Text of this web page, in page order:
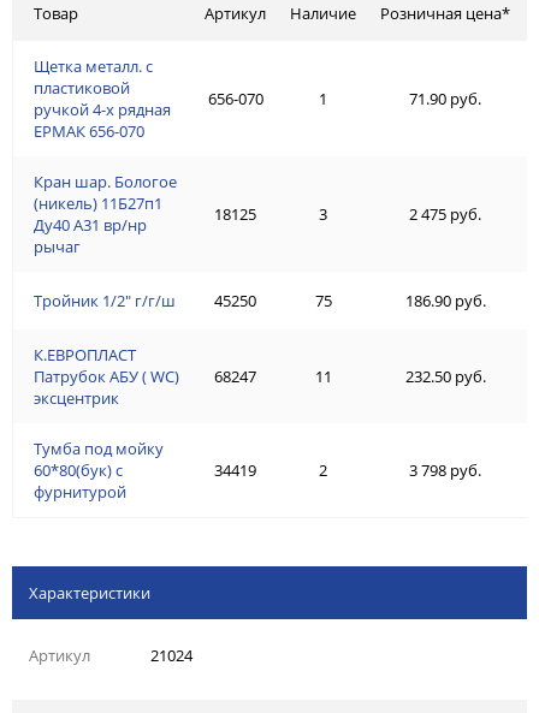
Товар
Щетка металл. с
пластиковой
ручкой 4-х рядная
ЕРМАК 656-070
Кран шар. Бологое
(никель) 11Б27п1
Ду40 А31 вр/нр
рычаг
Тройник 1/2" г/г/ш
К.ЕВРОПЛАСТ
Патрубок АБУ ( WC)
эксцентрик
Тумба под мойку
60*80(бук) с
фурнитурой
Артикул Наличие Розничная цена*
656-070 1 71.90 руб.
18125 3 2 475 руб.
45250 75 186.90 руб.
68247 11 232.50 руб.
34419 2 3 798 руб.
Характеристики
Артикул 21024